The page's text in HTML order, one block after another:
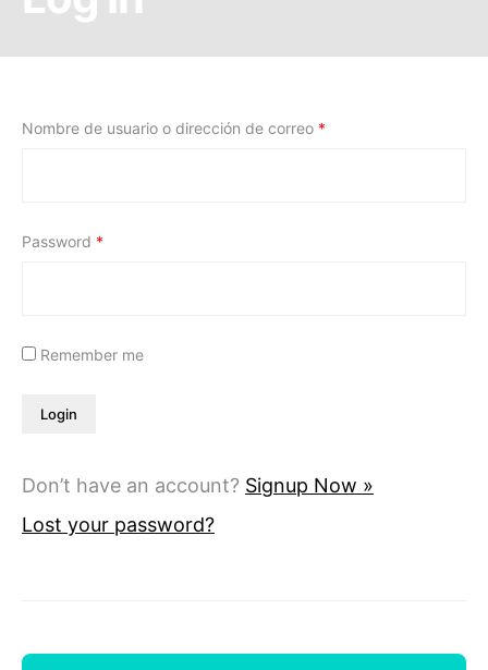
Nombre de usuario o dirección de correo *
Password *
Remember me
Don’t have an account? Signup Now »
Lost your password?